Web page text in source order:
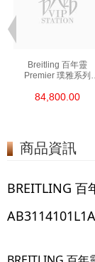
Breitling 百年靈
Premier 璞雅系列
84,800.00
商品資訊
BREITLING 百